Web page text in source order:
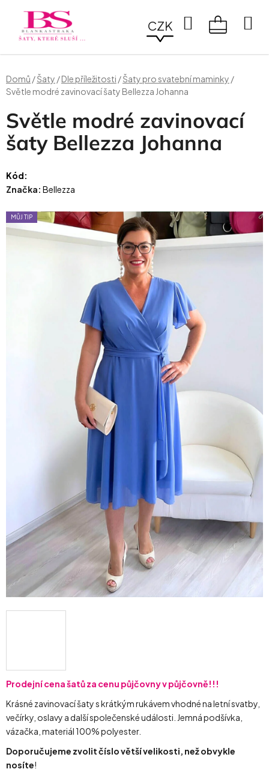
obsah
CZK
Hledat
Domů /Šaty /Dle příležitosti /Šaty pro svatební maminky /
Světle modré zavinovací šaty Bellezza Johanna
Prodejní cena šatů za cenu půjčovny v půjčovně!!!
Krásné zavinovací šaty s krátkým rukávem vhodné na letní svatby,
večírky, oslavy a další společenské události. Jemná podšívka,
vázačka, materiál 100% polyester.
Doporučujeme zvolit číslo větší velikosti, než obvykle
nosíte!
Světle modré zavinovací
šaty Bellezza Johanna
Kód:
Značka: Bellezza
MŮJ TIP